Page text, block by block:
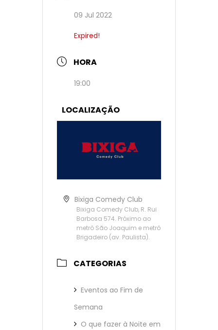
09 Jul 2022
Expired!
HORA
19:00
LOCALIZAÇÃO
Bixiga Comedy Club
Bixiga Comedy Club, R. Rui
Barbosa 574. Próximo ao
metrô São Joaquim e metrô
Brigadeiro (av. Paulista).
CATEGORIAS
Eventos ao Fim de
Semana
O que fazer à Noite em